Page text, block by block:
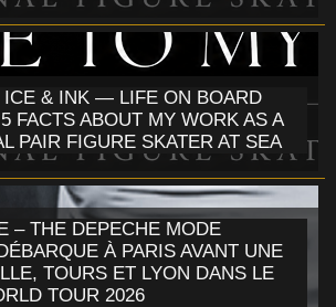
ICE & INK — LIFE ON BOARD
FACTS ABOUT MY WORK AS A
PAIR FIGURE SKATER AT SEA
– THE DEPECHE MODE
À PARIS AVANT UNE
TOURS ET LYON DANS LE
TOUR 2026